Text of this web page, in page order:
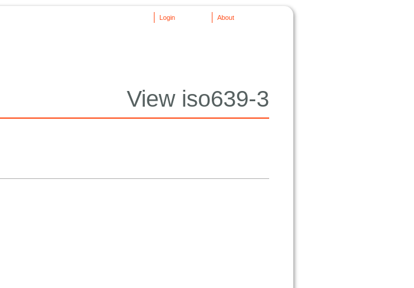
About
Login
View iso639-3